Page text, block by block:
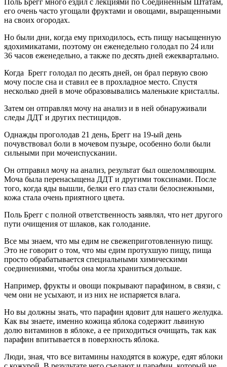
его очень часто угощали фруктами и овощами, выращенными
на своих огородах.
Но были дни, когда ему приходилось, есть пищу насыщенную
ядохимикатами, поэтому он еженедельно голодал по 24 или
36 часов еженедельно, а также по десять дней ежеквартально.
Когда Брегг голодал по десять дней, он брал первую свою
мочу после сна и ставил ее в прохладное место. Спустя
несколько дней в моче образовывались маленькие кристаллы.
Затем он отправлял мочу на анализ и в ней обнаруживали
следы ДДТ и других пестицидов.
Однажды проголодав 21 день, Брегг на 19-ый день
почувствовал боли в мочевом пузыре, особенно боли были
сильными при мочеиспускании.
Он отправил мочу на анализ, результат был ошеломляющим.
Моча была перенасыщена ДДТ и другими токсинами. После
того, когда яды вышли, белки его глаз стали белоснежными,
кожа стала очень приятного цвета.
Поль Брегг с полной ответственность заявлял, что нет другого
пути очищения от шлаков, как голодание.
Все мы знаем, что мы едим не свежеприготовленную пищу.
Это не говорит о том, что мы едим протухшую пищу, пища
просто обрабатывается специальными химическими
соединениями, чтобы она могла храниться дольше.
Например, фрукты и овощи покрывают парафином, в связи, с
чем они не усыхают, и из них не испаряется влага.
Но вы должны знать, что парафин ядовит для нашего желудка.
Как вы знаете, именно кожица яблока содержит львиную
долю витаминов в яблоке, а ее приходиться очищать, так как
парафин впитывается в поверхность яблока.
Люди, зная, что все витамины находятся в кожуре, едят яблоки